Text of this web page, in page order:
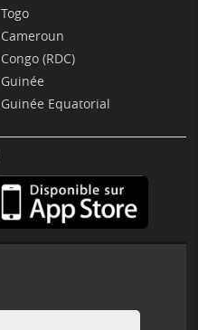
Togo
Cameroun
Congo (RDC)
Guinée
Guinée Equatorial